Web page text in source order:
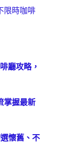
限時咖啡
廳攻略，
掌握最新
懷舊、不